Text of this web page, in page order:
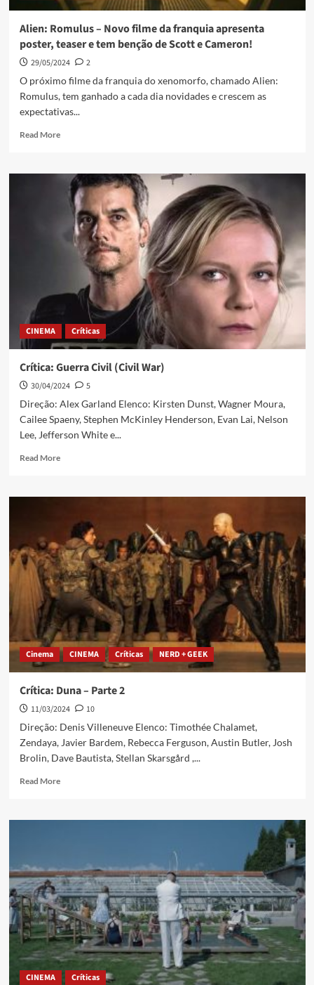
Alien: Romulus – Novo filme da franquia apresenta
poster, teaser e tem benção de Scott e Cameron!
29/05/2024
2
O próximo filme da franquia do xenomorfo, chamado Alien:
Romulus, tem ganhado a cada dia novidades e crescem as
expectativas...
Read More
CINEMA Críticas
Crítica: Guerra Civil (Civil War)
30/04/2024
5
Direção: Alex Garland Elenco: Kirsten Dunst, Wagner Moura,
Cailee Spaeny, Stephen McKinley Henderson, Evan Lai, Nelson
Lee, Jefferson White e...
Read More
Cinema CINEMA Críticas NERD + GEEK
Crítica: Duna – Parte 2
11/03/2024
10
Direção: Denis Villeneuve Elenco: Timothée Chalamet,
Zendaya, Javier Bardem, Rebecca Ferguson, Austin Butler, Josh
Brolin, Dave Bautista, Stellan Skarsgård ,...
Read More
CINEMA Críticas